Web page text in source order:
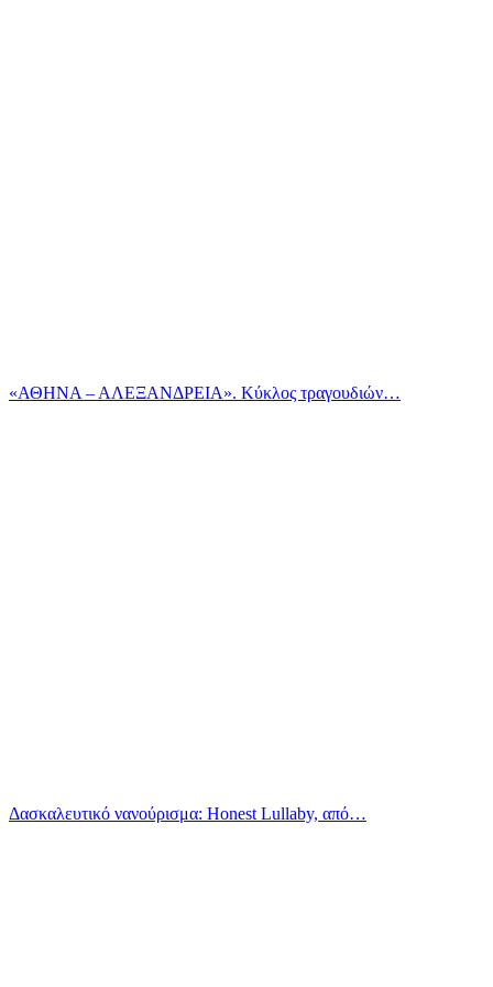
«ΑΘΗΝΑ – ΑΛΕΞΑΝΔΡΕΙΑ». Κύκλος τραγουδιών…
Δασκαλευτικό νανούρισμα: Honest Lullaby, από…